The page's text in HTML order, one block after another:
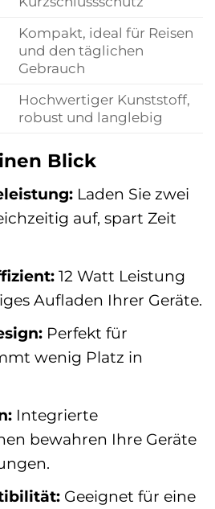
Kompakt, ideal für Reisen
und den täglichen
Gebrauch
Hochwertiger Kunststoff,
robust und langlebig
Blick
Laden Sie zwei
auf, spart Zeit
12 Watt Leistung
Aufladen Ihrer Geräte.
Perfekt für
wenig Platz in
Integrierte
bewahren Ihre Geräte
Geeignet für eine